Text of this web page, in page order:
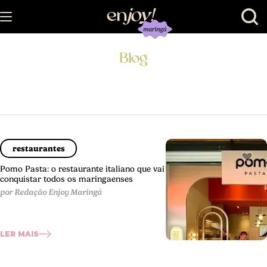
enjoy!
Blog
restaurantes
Pomo Pasta: o restaurante italiano que vai
conquistar todos os maringaenses
por Redação Enjoy Maringá
LER MAIS